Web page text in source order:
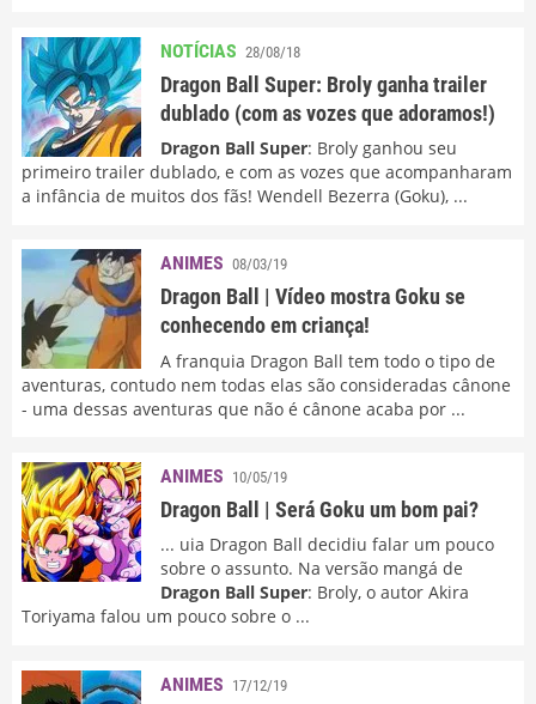
NOTÍCIAS 28/08/18
Dragon Ball Super: Broly ganha trailer
dublado (com as vozes que adoramos!)
Dragon Ball Super: Broly ganhou seu
primeiro trailer dublado, e com as vozes que acompanharam
a infância de muitos dos fãs! Wendell Bezerra (Goku), ...
ANIMES 08/03/19
Dragon Ball | Vídeo mostra Goku se
conhecendo em criança!
A franquia Dragon Ball tem todo o tipo de
aventuras, contudo nem todas elas são consideradas cânone
- uma dessas aventuras que não é cânone acaba por ...
ANIMES 10/05/19
Dragon Ball | Será Goku um bom pai?
... uia Dragon Ball decidiu falar um pouco
sobre o assunto. Na versão mangá de
Dragon Ball Super: Broly, o autor Akira
Toriyama falou um pouco sobre o ...
ANIMES 17/12/19